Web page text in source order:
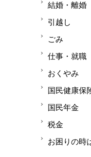
結婚・離婚
引越し
ごみ
仕事・就職
おくやみ
国民健康保
国民年金
税金
お困りの時